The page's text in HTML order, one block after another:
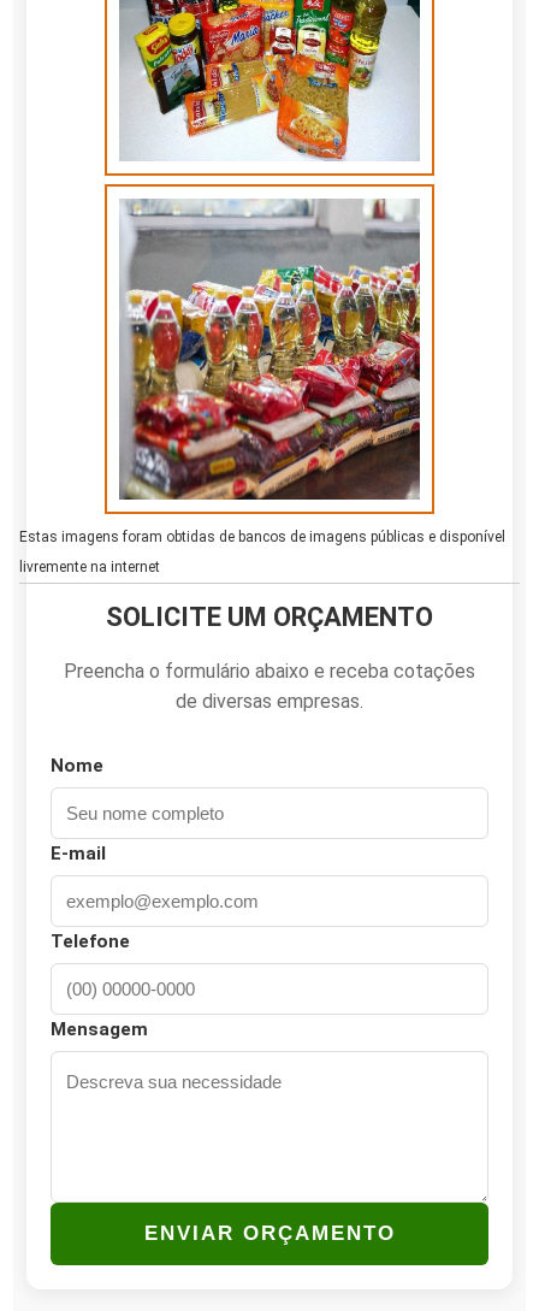
Estas imagens foram obtidas de bancos de imagens públicas e disponível
livremente na internet
SOLICITE UM ORÇAMENTO
Preencha o formulário abaixo e receba cotações
de diversas empresas.
Nome
E-mail
Telefone
Mensagem
ENVIAR ORÇAMENTO